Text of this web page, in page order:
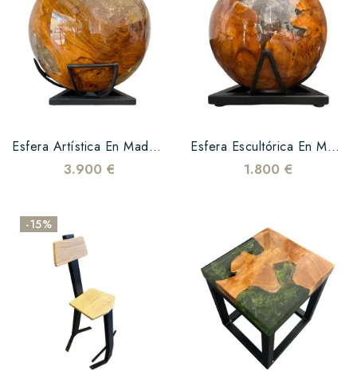
Esfera Artística En Madera Maciza Y Resina Epoxi Transparente
3.900 €
Esfera Escultórica En Madera Maciza Y Resina Epoxi Transparente – Modelo Pequeño
1.800 €
-15%